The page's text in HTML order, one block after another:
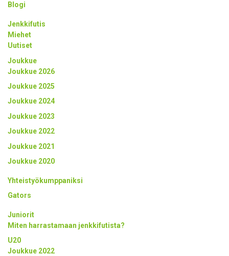
Blogi
Jenkkifutis
Miehet
Uutiset
Joukkue
Joukkue 2026
Joukkue 2025
Joukkue 2024
Joukkue 2023
Joukkue 2022
Joukkue 2021
Joukkue 2020
Yhteistyökumppaniksi
Gators
Juniorit
Miten harrastamaan jenkkifutista?
U20
Joukkue 2022